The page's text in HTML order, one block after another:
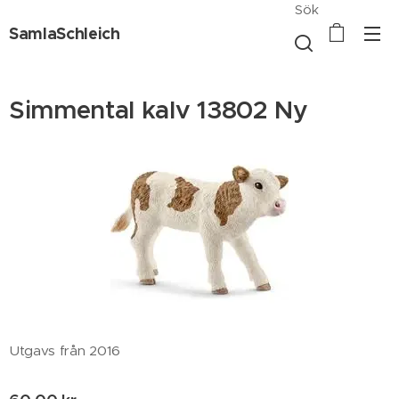
SamlaSchleich
Sök
Simmental kalv 13802 Ny
Utgavs från 2016